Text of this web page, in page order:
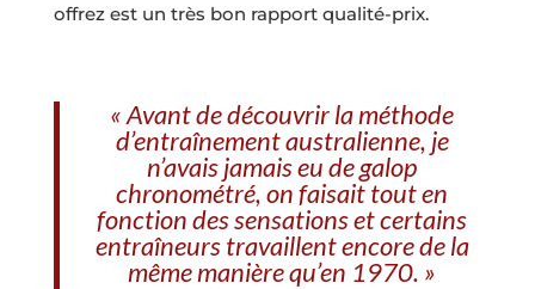
offrez est un très bon rapport qualité-prix.
« Avant de découvrir la méthode
d’entraînement australienne, je
n’avais jamais eu de galop
chronométré, on faisait tout en
fonction des sensations et certains
entraîneurs travaillent encore de la
même manière qu’en 1970. »